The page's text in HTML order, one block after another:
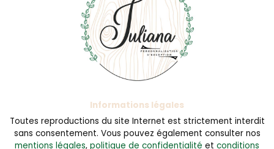
Informations légales
Toutes reproductions du site Internet est strictement interdit
sans consentement. Vous pouvez également consulter nos
mentions légales, politique de confidentialité et conditions